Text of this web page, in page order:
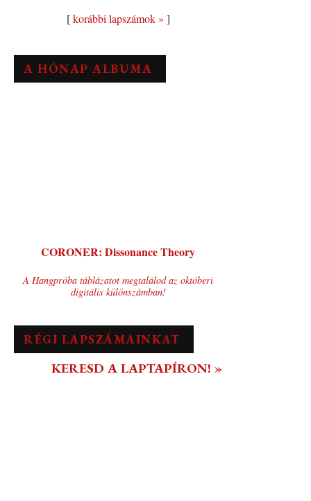
[korábbi lapszámok » ]
A HÓNAP ALBUMA
CORONER: Dissonance Theory
A Hangpróba táblázatot megtalálod az októberi
digitális különszámban!
RÉGI LAPSZÁMAINKAT
KERESD A LAPTAPÍRON! »